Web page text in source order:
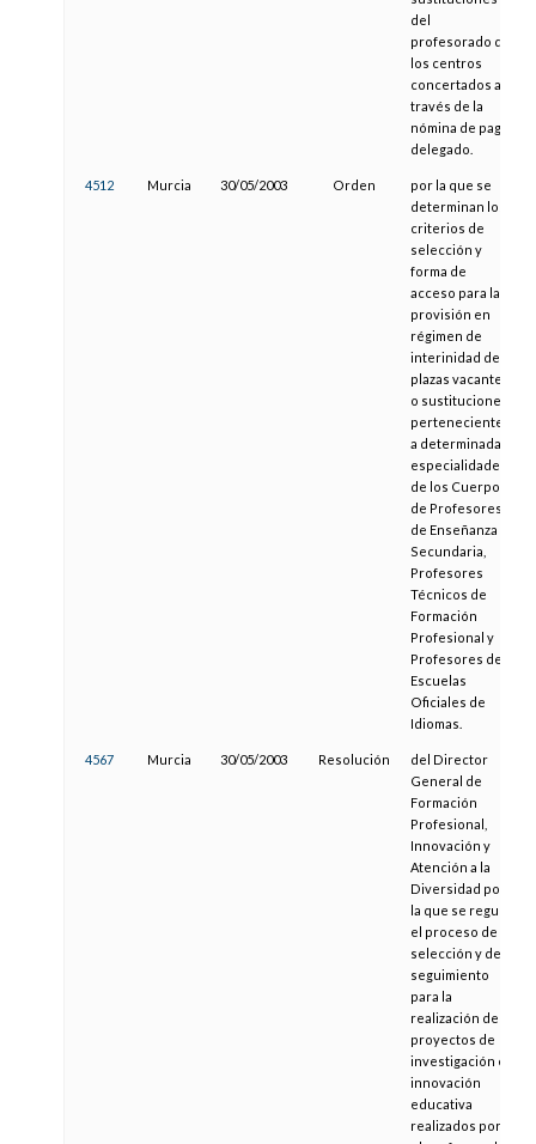
del
profesorado de
los centros
concertados a
través de la
nómina de pago
delegado.
4512 Murcia 30/05/2003 Orden
por la que se
determinan los
criterios de
selección y
forma de
acceso para la
provisión en
régimen de
interinidad de
plazas vacantes
o sustituciones
pertenecientes
a determinadas
especialidades
de los Cuerpos
de Profesores
de Enseñanza
Secundaria,
Profesores
Técnicos de
Formación
Profesional y
Profesores de
Escuelas
Oficiales de
Idiomas.
4567 Murcia 30/05/2003 Resolución
del Director
General de
Formación
Profesional,
Innovación y
Atención a la
Diversidad por
la que se regula
el proceso de
selección y de
seguimiento
para la
realización de
proyectos de
investigación e
innovación
educativa
realizados por